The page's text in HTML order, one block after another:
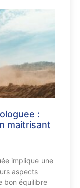
:
maitrisant
implique une
aspects
bon équilibre